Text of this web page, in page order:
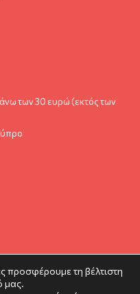
των 30 ευρώ (εκτός των
προσφέρουμε τη βέλτιστη
μας.